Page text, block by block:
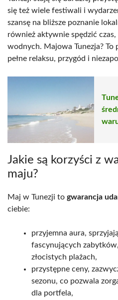
się też wiele festiwali i
szansę na bliższe poznanie
również aktywnie spędzić
wodnych. Majowa Tunezja? To
pełne relaksu, przygód i
Jakie są korzyści z
maju?
Maj w Tunezji to gwarancja
ciebie:
przyjemna aura,
fascynujących
złocistych plażach,
przystępne ceny,
sezonu, co pozwala
dla portfela,